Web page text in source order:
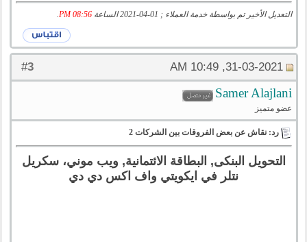
التعديل الأخير تم بواسطة خدمة العملاء ; 01-04-2021 الساعة 08:56 PM
.
#
3 31-03-2021, 10:49 AM
Samer Alajlani
عضو متميز
رد: نقاش عن بعض الفروقات بين الشركات 2
التحويل البنكى, البطاقة الائتمانية, ويب موني، سكريل
نتلر في ايكويتي واف اكس دي دي